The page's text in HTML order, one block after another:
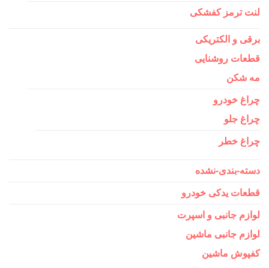
لنت ترمز کفشکی
برقی و الکتریکی
قطعات روشنایی
مه شکن
چراغ خودرو
چراغ جلو
چراغ خطر
دسته-بندی-نشده
قطعات یدکی خودرو
لوازم جانبی و اسپرت
لوازم جانبی ماشین
کفپوش ماشین